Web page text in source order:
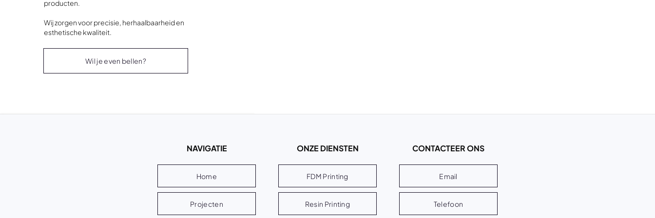
producten.
Wij zorgen voor precisie, herhaalbaarheid en
esthetische kwaliteit.
Wil je even bellen?
NAVIGATIE
Home
Projecten
ONZE DIENSTEN
FDM Printing
Resin Printing
CONTACTEER ONS
Email
Telefoon